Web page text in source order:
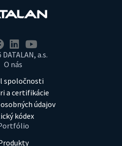
a.s.
O nás
spoločnosti
a certifikácie
údajov
kódex